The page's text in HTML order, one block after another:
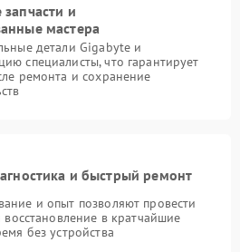
и
мастера
детали Gigabyte и
специалисты, что гарантирует
ремонта и сохранение
и быстрый ремонт
и опыт позволяют провести
восстановление в кратчайшие
без устройства